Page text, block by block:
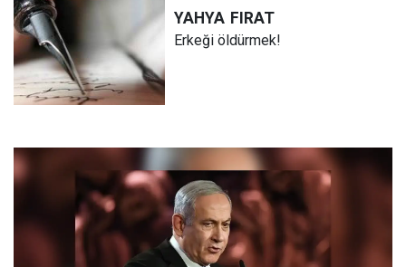
YAHYA FIRAT
Erkeği öldürmek!